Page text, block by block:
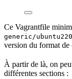
Ce Vagrantfile
generic/
version du format
À partir de là, on
différentes sections :